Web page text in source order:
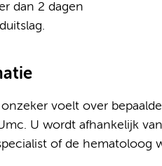
dan 2 dagen
voelt over
U wordt afhankelijk
of de hematoloog